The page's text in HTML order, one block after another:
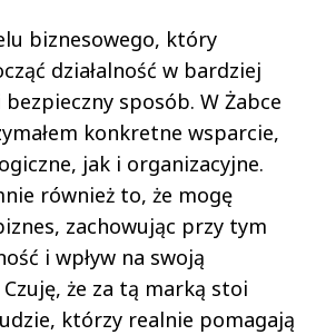
biznesowego, który
działalność w bardziej
sposób. W Żabce
konkretne wsparcie,
jak i organizacyjne.
również to, że mogę
zachowując przy tym
i wpływ na swoją
że za tą marką stoi
którzy realnie pomagają